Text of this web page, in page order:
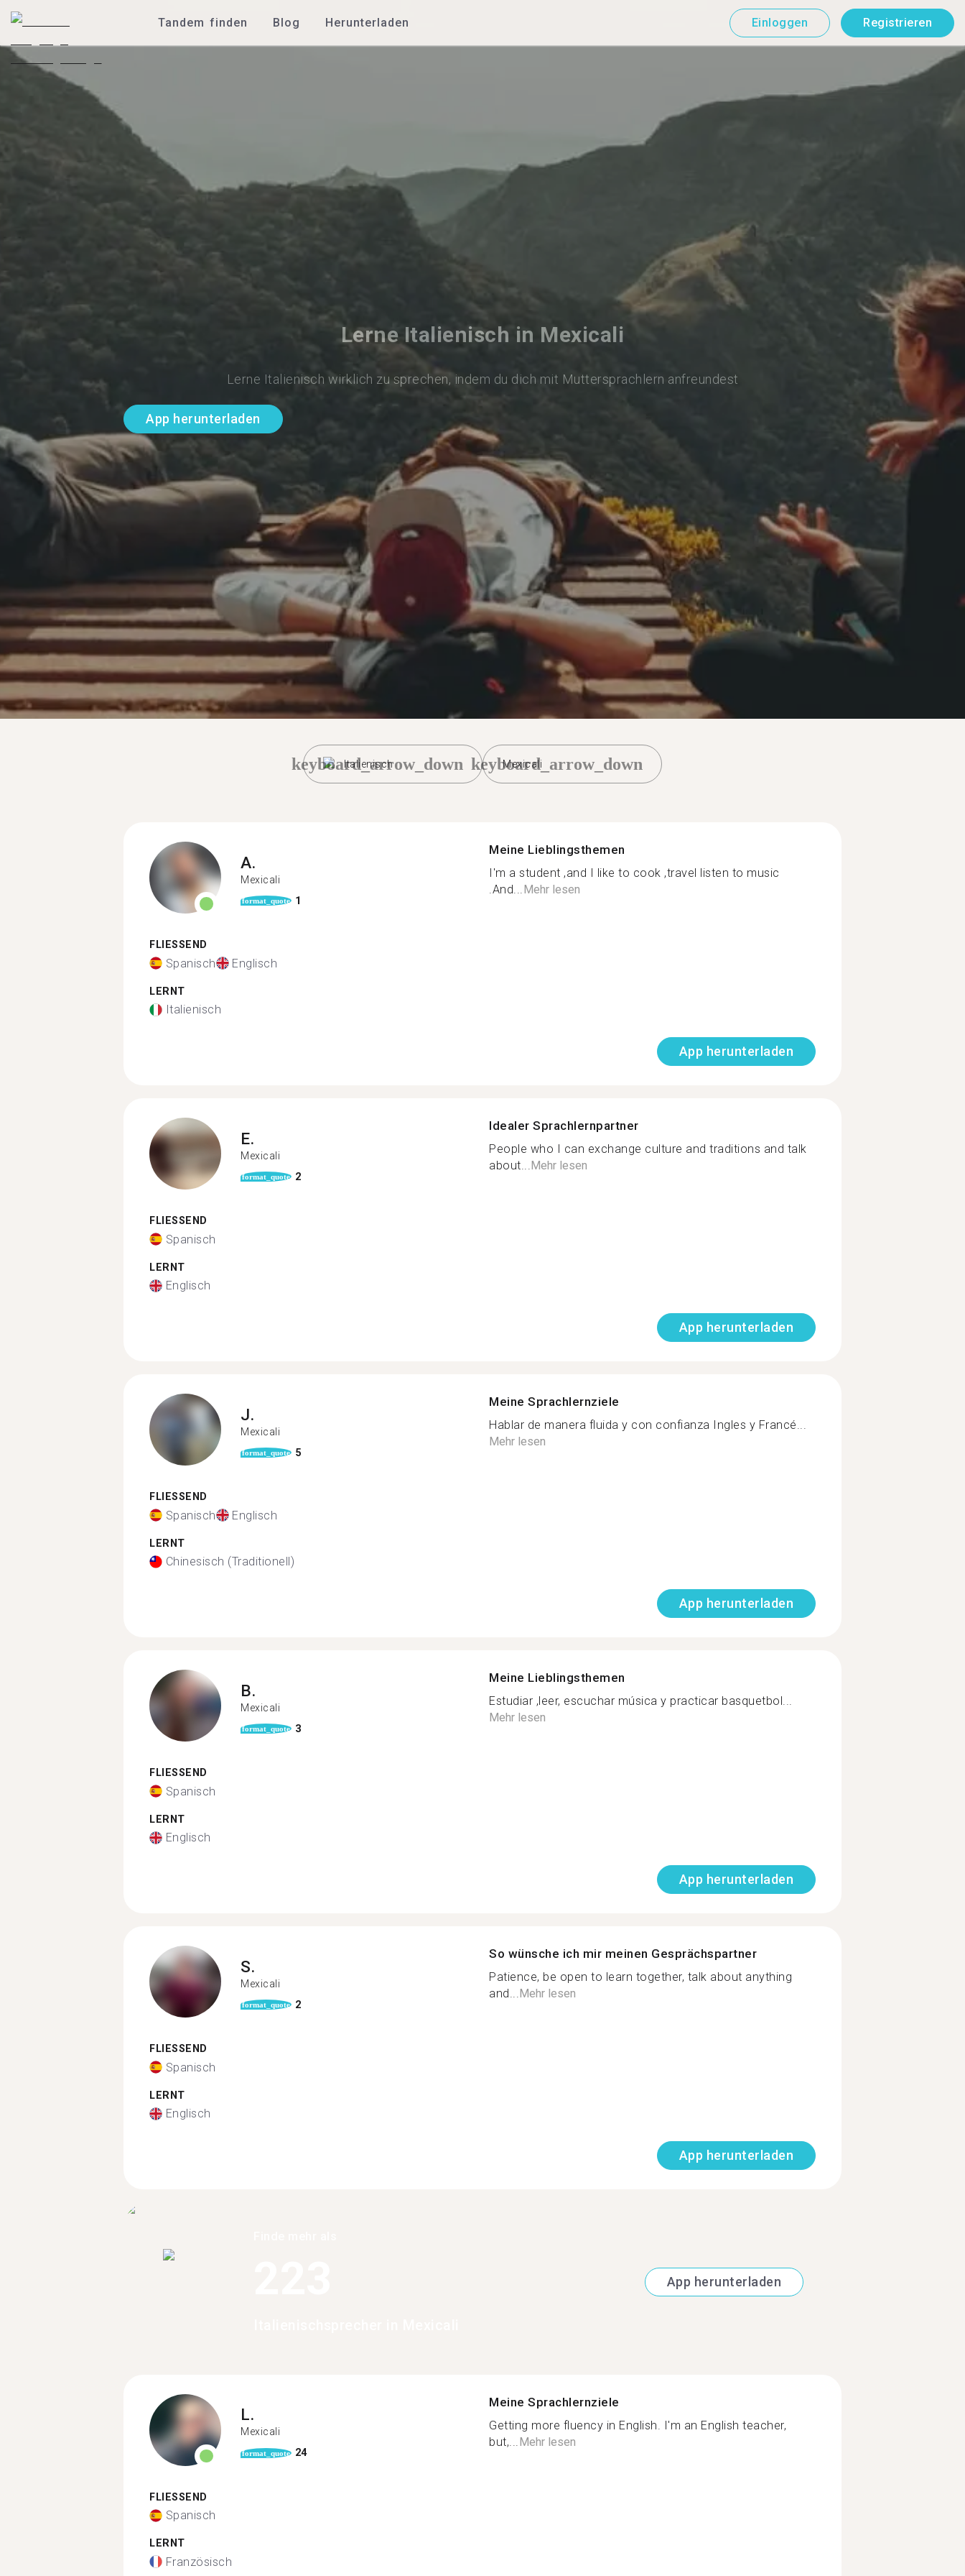
Tandem finden Blog Herunterladen Einloggen Registrieren
Lerne Italienisch in Mexicali
Lerne Italienisch wirklich zu sprechen, indem du dich mit Muttersprachlern anfreundest
App herunterladen
Italienisch
keyboard_arrow_down Mexicali
keyboard_arrow_down
A.
Mexicali
format_quote 1
FLIESSEND
Spanisch Englisch
LERNT
Italienisch
Meine Lieblingsthemen
I'm a student ,and I like to cook ,travel listen to music
.And...Mehr lesen
App herunterladen
E.
Mexicali
format_quote 2
FLIESSEND
Spanisch
LERNT
Englisch
Idealer Sprachlernpartner
People who I can exchange culture and traditions and talk
about...Mehr lesen
App herunterladen
J.
Mexicali
format_quote 5
FLIESSEND
Spanisch Englisch
LERNT
Chinesisch (Traditionell)
Meine Sprachlernziele
Hablar de manera fluida y con confianza Ingles y Francé...
Mehr lesen
App herunterladen
B.
Mexicali
format_quote 3
FLIESSEND
Spanisch
LERNT
Englisch
Meine Lieblingsthemen
Estudiar ,leer, escuchar música y practicar basquetbol...
Mehr lesen
App herunterladen
S.
Mexicali
format_quote 2
FLIESSEND
Spanisch
LERNT
Englisch
So wünsche ich mir meinen Gesprächspartner
Patience, be open to learn together, talk about anything
and...Mehr lesen
App herunterladen
App herunterladen
L.
Mexicali
format_quote 24
FLIESSEND
Spanisch
LERNT
Französisch
Meine Sprachlernziele
Getting more fluency in English. I'm an English teacher,
but,... Mehr lesen